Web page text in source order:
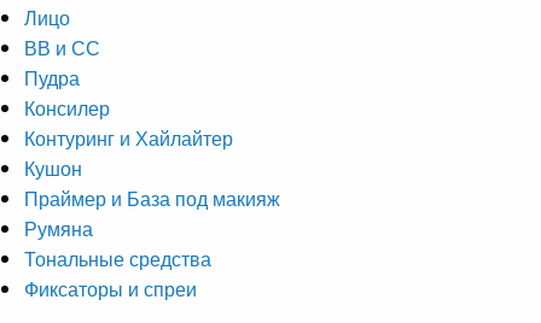
Лицо
ВВ и СС
Пудра
Консилер
Контуринг и Хайлайтер
Кушон
Праймер и База под макияж
Румяна
Тональные средства
Фиксаторы и спреи